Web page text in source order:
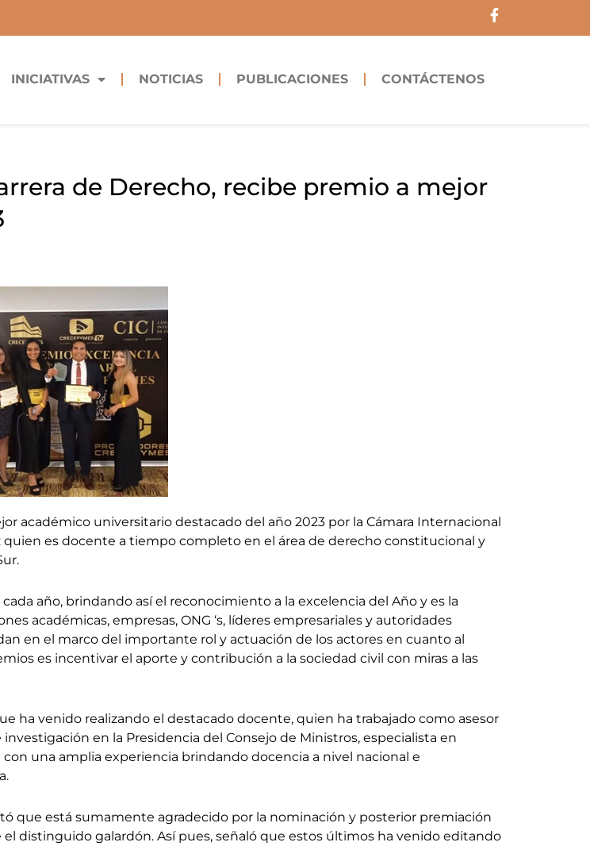
F
INICIATIVAS NOTICIAS PUBLICACIONES CONTÁCTENOS
de Derecho, recibe premio a mejor
académico universitario destacado del año 2023 por la Cámara Internacional
quien es docente a tiempo completo en el área de derecho constitucional y
año, brindando así el reconocimiento a la excelencia del Año y es la
académicas, empresas, ONG ‘s, líderes empresariales y autoridades
en el marco del importante rol y actuación de los actores en cuanto al
es incentivar el aporte y contribución a la sociedad civil con miras a las
ha venido realizando el destacado docente, quien ha trabajado como asesor
en la Presidencia del Consejo de Ministros, especialista en
una amplia experiencia brindando docencia a nivel nacional e
que está sumamente agradecido por la nominación y posterior premiación
distinguido galardón. Así pues, señaló que estos últimos ha venido editando